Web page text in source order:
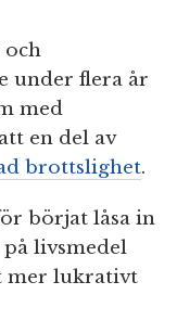
och
under flera år
med
en del av
brottslighet.
börjat låsa in
livsmedel
mer lukrativt